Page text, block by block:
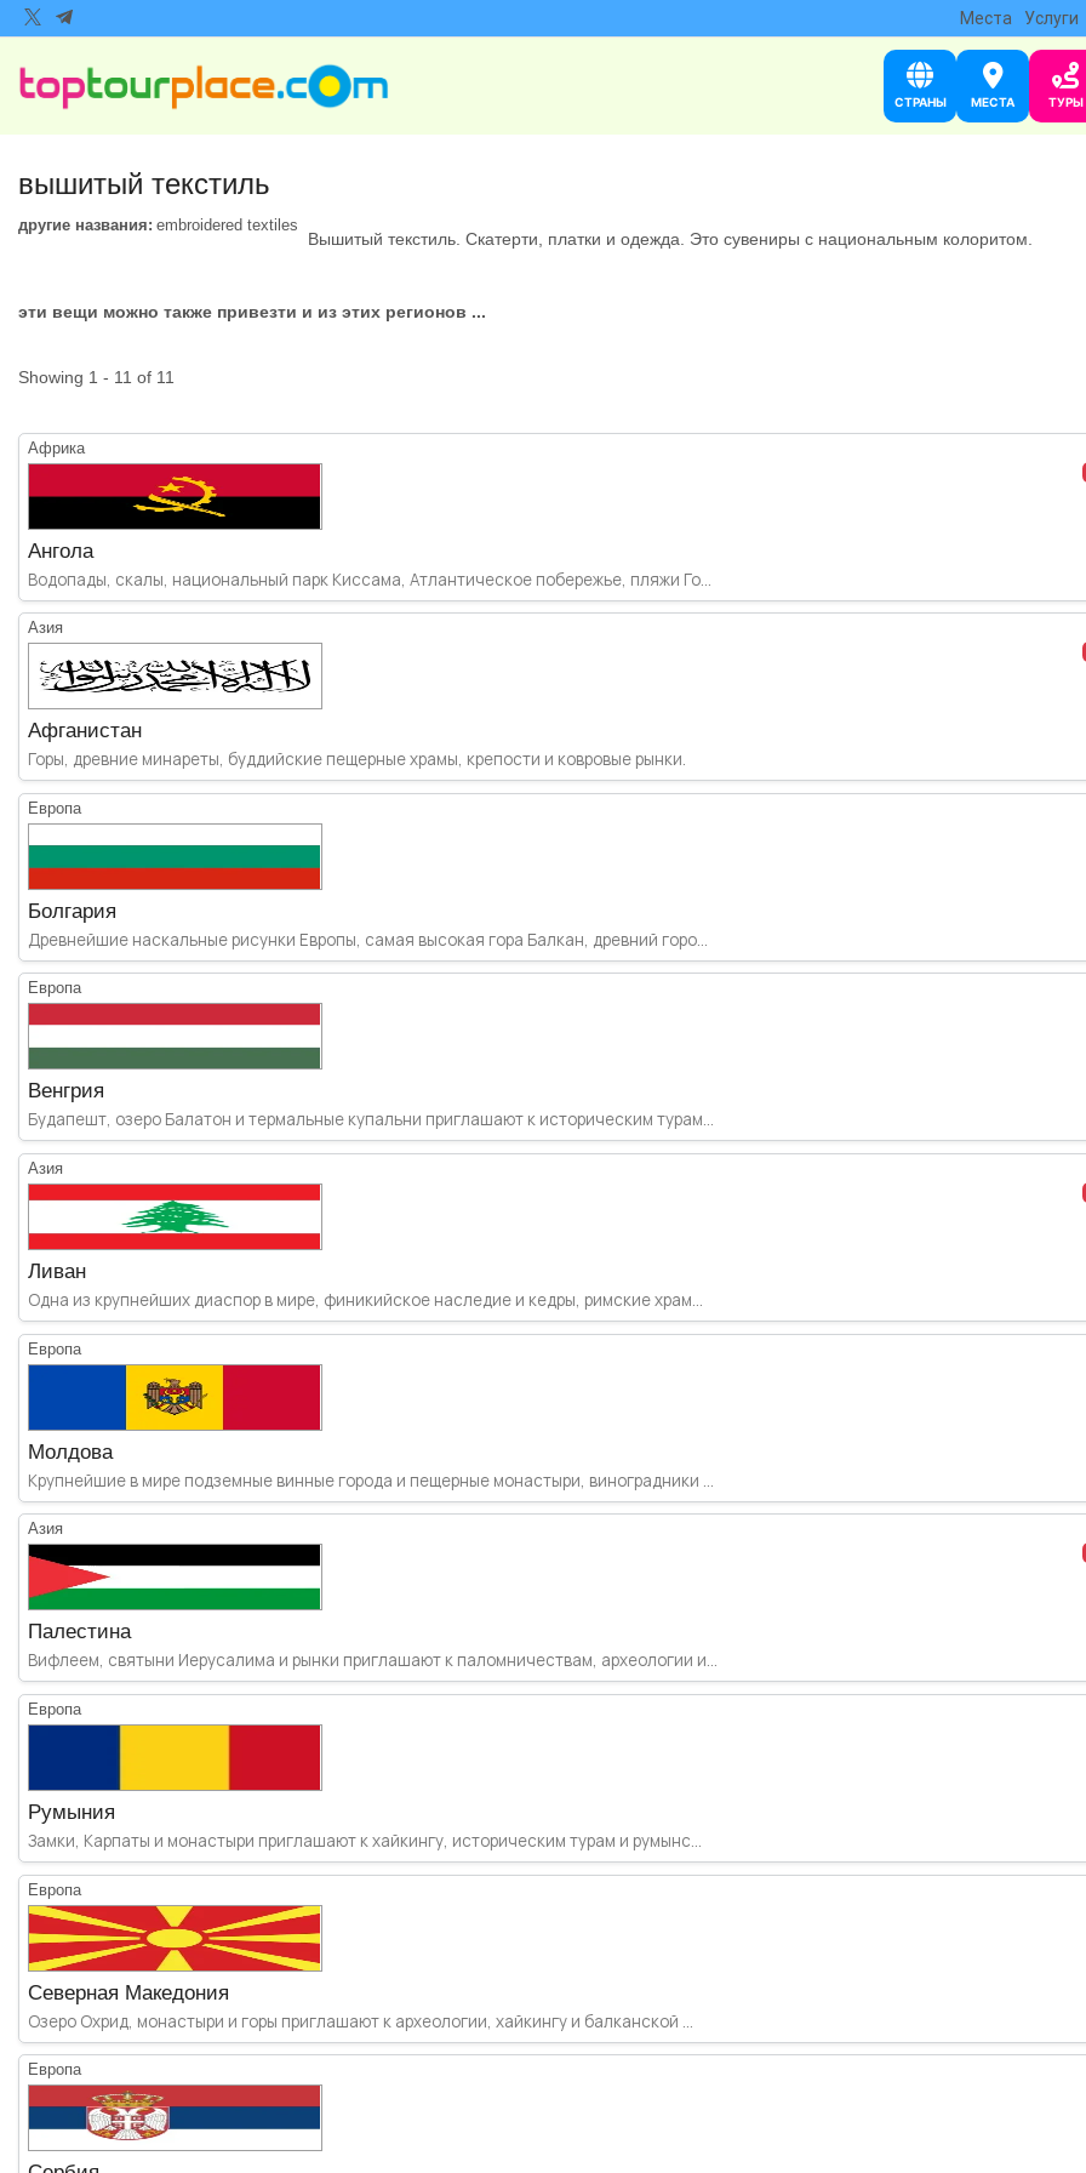
Места Услуги
СТРАНЫ МЕСТА ТУРЫ
вышитый текстиль
другие названия: embroidered textiles
Вышитый текстиль. Скатерти, платки и одежда. Это сувениры с национальным колоритом.
эти вещи можно также привезти и из этих регионов ...
Showing 1 - 11 of 11
Африка
Ангола
Водопады, скалы, национальный парк Киссама, Атлантическое побережье, пляжи Го...
Азия
Афганистан
Горы, древние минареты, буддийские пещерные храмы, крепости и ковровые рынки.
Европа
Болгария
Древнейшие наскальные рисунки Европы, самая высокая гора Балкан, древний горо...
Европа
Венгрия
Будапешт, озеро Балатон и термальные купальни приглашают к историческим турам...
Азия
Ливан
Одна из крупнейших диаспор в мире, финикийское наследие и кедры, римские храм...
Европа
Молдова
Крупнейшие в мире подземные винные города и пещерные монастыри, виноградники ...
Азия
Палестина
Вифлеем, святыни Иерусалима и рынки приглашают к паломничествам, археологии и...
Европа
Румыния
Замки, Карпаты и монастыри приглашают к хайкингу, историческим турам и румынс...
Европа
Северная Македония
Озеро Охрид, монастыри и горы приглашают к археологии, хайкингу и балканской ...
Европа